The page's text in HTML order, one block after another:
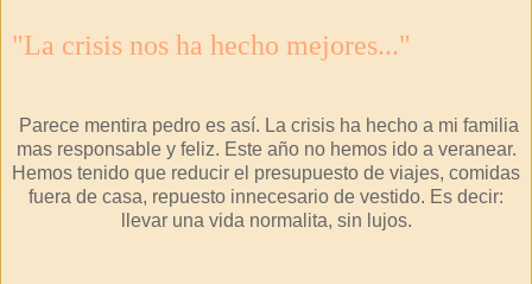
"La crisis nos ha hecho mejores..."
Parece mentira pedro es así. La crisis ha hecho a mi familia
mas responsable y feliz. Este año no hemos ido a veranear.
Hemos tenido que reducir el presupuesto de viajes, comidas
fuera de casa, repuesto innecesario de vestido. Es decir:
llevar una vida normalita, sin lujos.